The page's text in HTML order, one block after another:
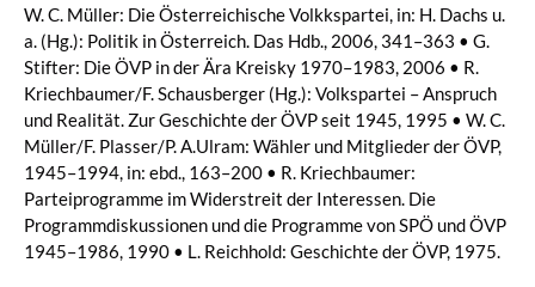
W. C. Müller: Die Österreichische Volkkspartei, in: H. Dachs u.
a. (Hg.): Politik in Österreich. Das Hdb., 2006, 341–363 • G.
Stifter: Die ÖVP in der Ära Kreisky 1970–1983, 2006 • R.
Kriechbaumer/F. Schausberger (Hg.): Volkspartei – Anspruch
und Realität. Zur Geschichte der ÖVP seit 1945, 1995 • W. C.
Müller/F. Plasser/P. A.Ulram: Wähler und Mitglieder der ÖVP,
1945–1994, in: ebd., 163–200 • R. Kriechbaumer:
Parteiprogramme im Widerstreit der Interessen. Die
Programmdiskussionen und die Programme von SPÖ und ÖVP
1945–1986, 1990 • L. Reichhold: Geschichte der ÖVP, 1975.